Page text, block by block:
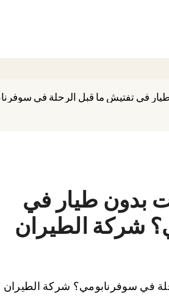
في تفتيش ما قبل الرحلة في
بدون طيار في
شركة الطيران
في سوفرنابومي؟ شركة الطيران